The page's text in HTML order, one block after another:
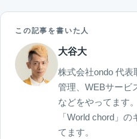
この記事を書いた人
大谷大
株式会社ondo 代
管理、WEBサービ
などをやってます
「World chord」
てます。